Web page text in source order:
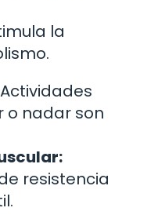
la
Actividades
o nadar son
resistencia